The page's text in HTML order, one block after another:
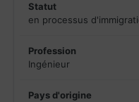
Statut
en processus
Profession
Ingénieur
Pays d'origine